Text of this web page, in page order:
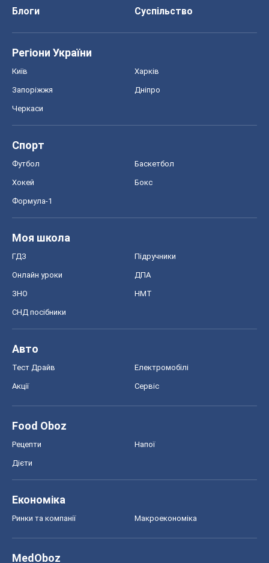
Блоги
Суспільство
Регіони України
Київ Харків
Запоріжжя Дніпро
Черкаси
Спорт
Футбол Баскетбол
Хокей Бокс
Формула-1
Моя школа
ГДЗ Підручники
Онлайн уроки ДПА
ЗНО НМТ
СНД посібники
Авто
Тест Драйв Електромобілі
Акції Сервіс
Food Oboz
Рецепти Напої
Дієти
Економіка
Ринки та компанії Макроекономіка
MedOboz